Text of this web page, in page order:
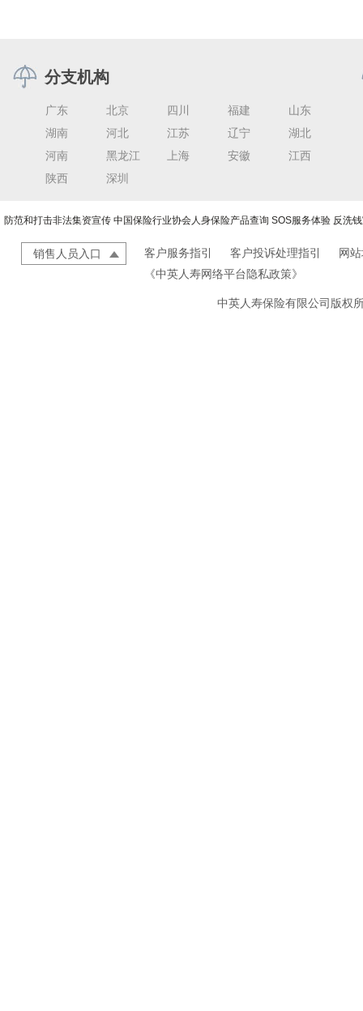
分支机构
广东 北京 四川 福建
山东
湖南
河北 江苏 辽宁
湖北
河南
黑龙江 上海 安徽
江西
陕西
深圳
防范和打击非法集资宣传 中国保险行业协会人身保险产品查询 SOS服务体验 反洗
销售人员入口 客户服务指引 客户投诉处理指引
网
《中英人寿网络平台隐私政策》
中英人寿保险有限公司版权